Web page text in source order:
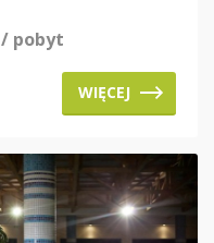
/ pobyt
WIĘCEJ